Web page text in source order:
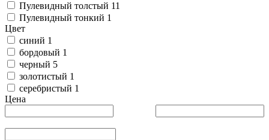
Пулевидный толстый 11
Пулевидный тонкий 1
Цвет
синий 1
бордовый 1
черный 5
золотистый 1
серебристый 1
Цена